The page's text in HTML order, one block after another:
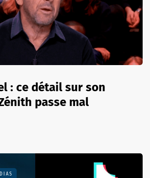
: ce détail sur son
passe mal